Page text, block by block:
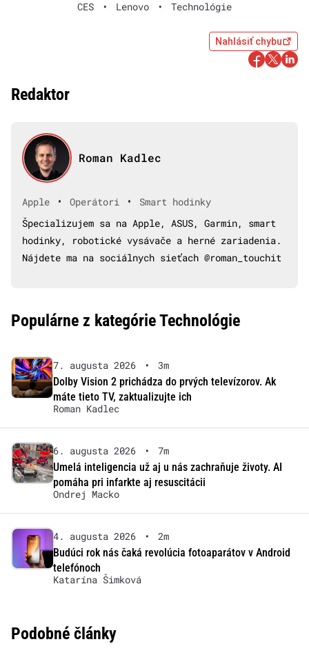
CES • Lenovo • Technológie
Nahlásiť chybu
Redaktor
Roman Kadlec
Apple • Operátori •
Smart hodinky
Špecializujem sa na Apple, ASUS, Garmin, smart
hodinky, robotické vysávače a herné zariadenia.
Nájdete ma na sociálnych sieťach @roman_touchit
Populárne z kategórie Technológie
7. augusta 2026 •
3m
Dolby Vision 2 prichádza do prvých televízorov. Ak
máte tieto TV, zaktualizujte ich
Roman Kadlec
6. augusta 2026 •
7m
Umelá inteligencia už aj u nás zachraňuje životy. AI
pomáha pri infarkte aj resuscitácii
Ondrej Macko
4. augusta 2026 •
2m
Budúci rok nás čaká revolúcia fotoaparátov v Android
telefónoch
Katarína Šimková
Podobné články